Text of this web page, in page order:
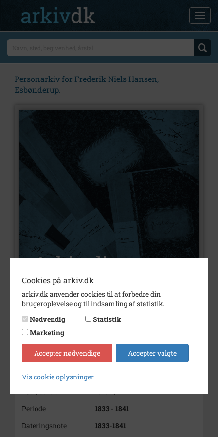
Personarkiv for Frederik Niels Hansen,
Esbønderup.
Nummer
Type
Arkivskaber
Frederik Niels Hansen
Beskrivelse
Frederik Niels Hansen
Født/stiftet
1818 2/7
Periode
1833 - 1841
Dateringsnote
1833-1841
Cookies på arkiv.dk
arkiv.dk anvender cookies til at forbedre din
brugeroplevelse og til indsamling af statistik.
Nødvendig
Statistik
Marketing
Accepter nødvendige Accepter valgte
Vis cookie oplysninger